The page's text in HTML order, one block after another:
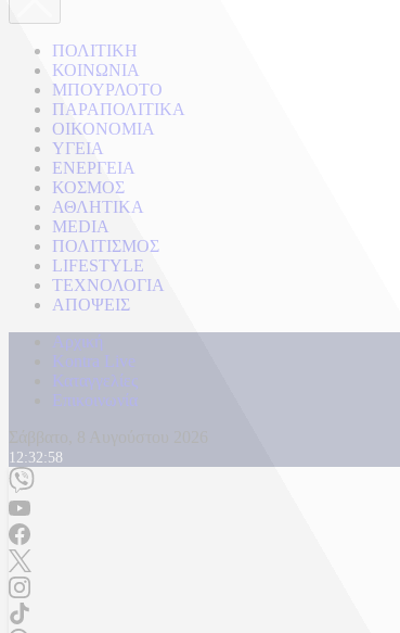
ΠΟΛΙΤΙΚΗ
ΚΟΙΝΩΝΙΑ
ΜΠΟΥΡΛΟΤΟ
ΠΑΡΑΠΟΛΙΤΙΚΑ
ΟΙΚΟΝΟΜΙΑ
ΥΓΕΙΑ
ΕΝΕΡΓΕΙΑ
ΚΟΣΜΟΣ
ΑΘΛΗΤΙΚΑ
MEDIA
ΠΟΛΙΤΙΣΜΟΣ
LIFESTYLE
ΤΕΧΝΟΛΟΓΙΑ
ΑΠΟΨΕΙΣ
Αρχική
Kontra Live
Καταγγελίες
Επικοινωνία
12:33:00